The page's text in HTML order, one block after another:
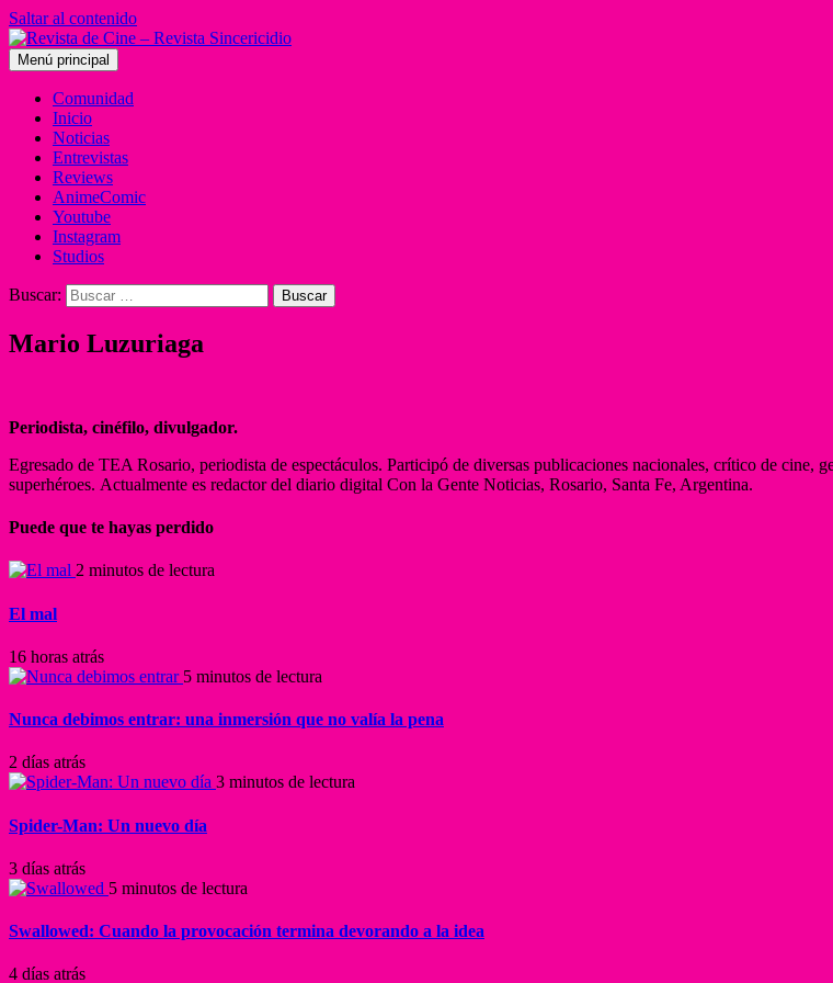
Saltar al contenido
Menú principal
Comunidad
Inicio
Noticias
Entrevistas
Reviews
AnimeComic
Youtube
Instagram
Studios
Buscar:
Mario Luzuriaga
Periodista, cinéfilo, divulgador.
Egresado de TEA Rosario, periodista de espectáculos. Participó de diversas publicaciones nacionales, crítico de cine,
superhéroes. Actualmente es redactor del diario digital Con la Gente Noticias, Rosario, Santa Fe, Argentina.
Puede que te hayas perdido
2 minutos de lectura
El mal
16 horas atrás
5 minutos de lectura
Nunca debimos entrar: una inmersión que no valía la pena
2 días atrás
3 minutos de lectura
Spider-Man: Un nuevo día
3 días atrás
5 minutos de lectura
Swallowed: Cuando la provocación termina devorando a la idea
4 días atrás